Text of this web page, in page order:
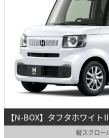
【N-BOX】タフタホワイト
縦スクロー